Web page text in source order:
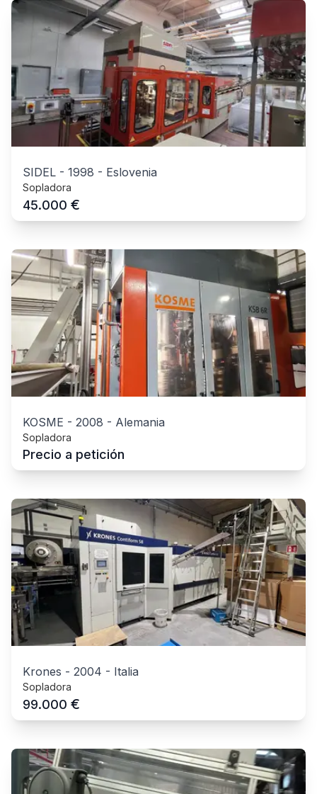
SIDEL - 1998 - Eslovenia
Sopladora
45.000 €
KOSME - 2008 - Alemania
Sopladora
Precio a petición
Krones - 2004 - Italia
Sopladora
99.000 €